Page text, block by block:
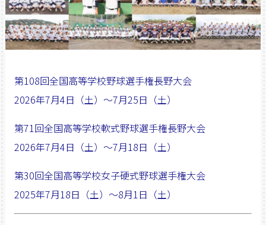
第108回全国高等学校野球選手権長野大会
2026年7月4日（土）〜7月25日（土）
第71 回全国高等学校軟式野球選手権長野大会
2026年7月4日（土）〜7月18日（土）
第30回全国高等学校女子硬式野球選手権大会
2025年7月18日（土）〜8月1日（土）